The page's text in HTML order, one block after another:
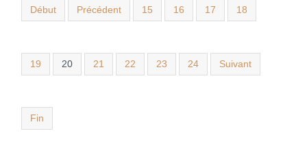
Début Précédent 15 16 17 18
19 20 21 22 23 24 Suivant
Fin